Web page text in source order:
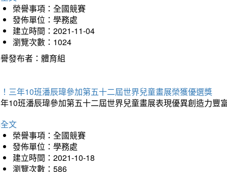
榮譽事項：全國競賽
發佈單位：學務處
建立時間：2021-11-04
瀏覽次數：1024
發布者：體育組
三年10班潘辰瑋參加第五十二屆世界兒童畫展榮獲優選獎
10班潘辰瑋參加第五十二屆世界兒童畫展表現優異創造力豐
文
榮譽事項：全國競賽
發佈單位：學務處
建立時間：2021-10-18
瀏覽次數：586